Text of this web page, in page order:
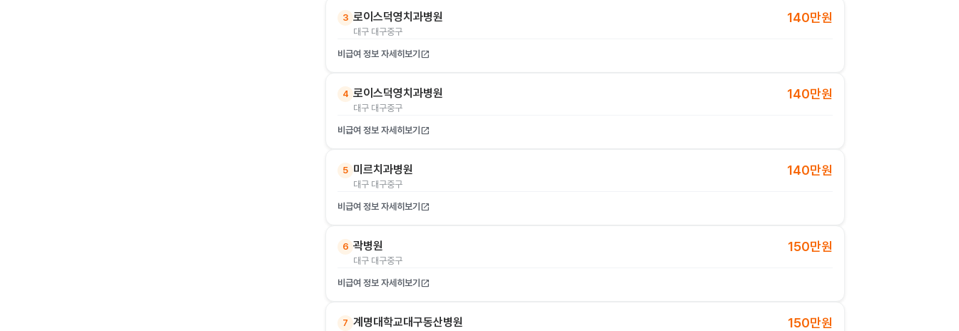
3 로이스덕영치과병원
대구 대구중구
140만원
비급여 정보 자세히보기 open_in_new
4 로이스덕영치과병원
대구 대구중구
140만원
비급여 정보 자세히보기 open_in_new
5 미르치과병원
대구 대구중구
140만원
비급여 정보 자세히보기 open_in_new
6 곽병원
대구 대구중구
150만원
비급여 정보 자세히보기 open_in_new
7 계명대학교대구동산병원 150만원